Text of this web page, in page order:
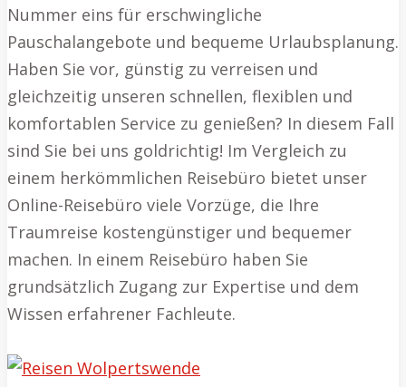
Nummer eins für erschwingliche
Pauschalangebote und bequeme Urlaubsplanung.
Haben Sie vor, günstig zu verreisen und
gleichzeitig unseren schnellen, flexiblen und
komfortablen Service zu genießen? In diesem Fall
sind Sie bei uns goldrichtig! Im Vergleich zu
einem herkömmlichen Reisebüro bietet unser
Online-Reisebüro viele Vorzüge, die Ihre
Traumreise kostengünstiger und bequemer
machen. In einem Reisebüro haben Sie
grundsätzlich Zugang zur Expertise und dem
Wissen erfahrener Fachleute.